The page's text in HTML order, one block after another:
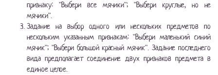
признаку: "Выбери все мячики"; "Выбери круглые, но не
мячики".
Задание на выбор одного или нескольких предметов по
нескольким указанным признакам: "Выбери маленький синий
мячик"; "Выбери большой красный мячик". Задание последнего
вида предполагает соединение двух признаков предмета в
единое целое.